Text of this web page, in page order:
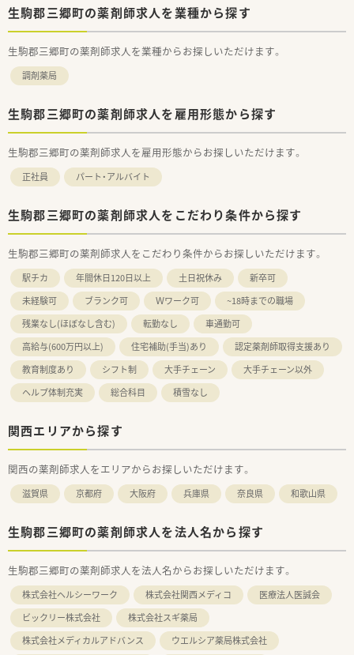
生駒郡三郷町の薬剤師求人を業種から探す
生駒郡三郷町の薬剤師求人を業種からお探しいただけます。
調剤薬局
生駒郡三郷町の薬剤師求人を雇用形態から探す
生駒郡三郷町の薬剤師求人を雇用形態からお探しいただけます。
正社員 パート・アルバイト
生駒郡三郷町の薬剤師求人をこだわり条件から探す
生駒郡三郷町の薬剤師求人をこだわり条件からお探しいただけます。
駅チカ 年間休日120日以上 土日祝休み
新卒可
未経験可
ブランク可 Ｗワーク可
~18時までの職場
残業なし(ほぼなし含む)
転勤なし
車通勤可
高給与(600万円以上)
住宅補助(手当)あり
認定薬剤師取得支援あり
教育制度あり
シフト制 大手チェーン
大手チェーン以外
ヘルプ体制充実
総合科目 積雪なし
関西エリアから探す
関西の薬剤師求人をエリアからお探しいただけます。
滋賀県 京都府 大阪府 兵庫県 奈良県 和歌山県
生駒郡三郷町の薬剤師求人を法人名から探す
生駒郡三郷町の薬剤師求人を法人名からお探しいただけます。
株式会社ヘルシーワーク 株式会社関西メディコ
医療法人医誠会
ビックリー株式会社
株式会社スギ薬局
株式会社メディカルアドバンス
ウエルシア薬局株式会社